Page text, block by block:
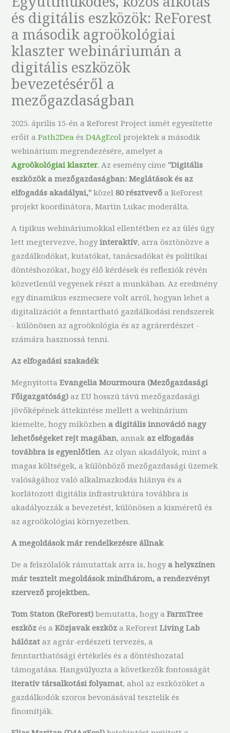
és digitális eszközök: ReForest
a második agroökológiai
klaszter webináriumán a
digitális eszközök
bevezetéséről a
mezőgazdaságban
2025. április 15-én a ReForest Project ismét egyesítette
erőit aPath2Dea ésD4AgEcol projektek a második
webinárium megrendezésére, amelyet a
Agroökológiai klaszter. Az esemény címe "Digitális
eszközök a mezőgazdaságban: Meglátások és az
elfogadás akadályai," közel80 résztvevő a ReForest
projekt koordinátora, Martin Lukac moderálta.
A tipikus webináriumokkal ellentétben ez az ülés úgy
lett megtervezve, hogyinteraktív, arra ösztönözve a
gazdálkodókat, kutatókat, tanácsadókat és politikai
döntéshozókat, hogy élő kérdések és reflexiók révén
közvetlenül vegyenek részt a munkában. Az eredmény
egy dinamikus eszmecsere volt arról, hogyan lehet a
digitalizációt a fenntartható gazdálkodási rendszerek
- különösen az agroökológia és az agrárerdészet -
számára hasznossá tenni.
Az elfogadási szakadék
MegnyitottaEvangelia Mourmoura (Mezőgazdasági
Főigazgatóság) az EU hosszú távú mezőgazdasági
jövőképének áttekintése mellett a webinárium
kiemelte, hogy miközbena digitális innováció nagy
lehetőségeket rejt magában, annakaz elfogadás
továbbra is egyenlőtlen. Az olyan akadályok, mint a
magas költségek, a különböző mezőgazdasági üzemek
valóságához való alkalmazkodás hiánya és a
korlátozott digitális infrastruktúra továbbra is
akadályozzák a bevezetést, különösen a kisméretű és
az agroökológiai környezetben.
A megoldások már rendelkezésre állnak
De a felszólalók rámutattak arra is, hogya helyszínen
már tesztelt megoldások mindhárom, a rendezvényt
szervező projektben..
Tom Staton (ReForest) bemutatta, hogy aFarmTree
eszköz és aKözjavak eszköz a ReForestLiving Lab
hálózat az agrár-erdészeti tervezés, a
fenntarthatósági értékelés és a döntéshozatal
támogatása. Hangsúlyozta a következők fontosságát
iteratív társalkotási folyamat, ahol az eszközöket a
gazdálkodók szoros bevonásával tesztelik és
finomítják.